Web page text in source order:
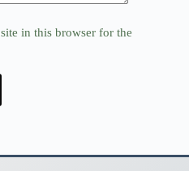
in this browser for the